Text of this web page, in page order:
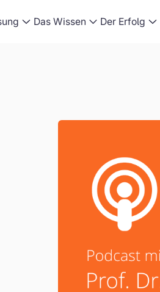
Das Wissen Der Erfolg